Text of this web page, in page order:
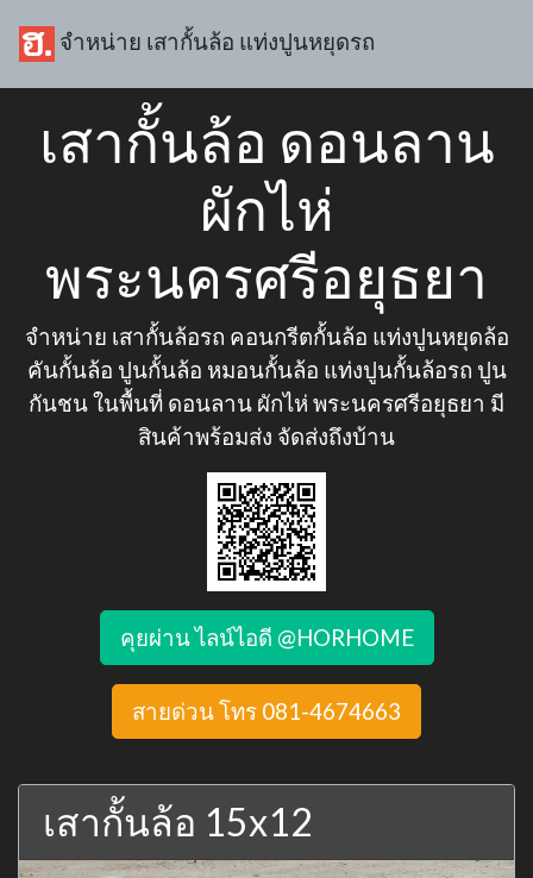
จำหน่าย เสากั้นล้อ แท่งปูนหยุดรถ
เสากั้นล้อ ดอนลาน
ผักไห่
พระนครศรีอยุธยา
จำหน่าย เสากั้นล้อรถ คอนกรีตกั้นล้อ แท่งปูนหยุดล้อ
คันกั้นล้อ ปูนกั้นล้อ หมอนกั้นล้อ แท่งปูนกั้นล้อรถ ปูน
กันชน ในพื้นที่ ดอนลาน ผักไห่ พระนครศรีอยุธยา มี
สินค้าพร้อมส่ง จัดส่งถึงบ้าน
คุยผ่าน ไลน์ไอดี @HORHOME
สายด่วน โทร 081-4674663
เสากั้นล้อ 15x12